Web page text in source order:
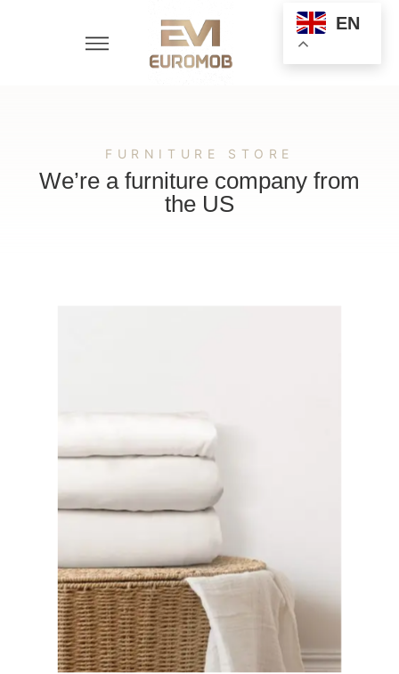
EN
FURNITURE STORE
We’re a furniture company from
the US